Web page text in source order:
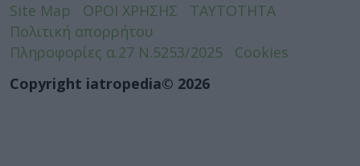
Site Map ΟΡΟΙ ΧΡΗΣΗΣ
ΤΑΥΤΟΤΗΤΑ
Πολιτική απορρήτου
Πληροφορίες α.27 Ν.5253/2025
Cookies
Copyright iatropedia© 2026